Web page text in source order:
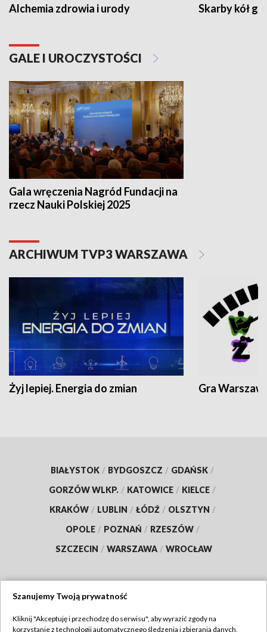
Alchemia zdrowia i urody Skarby kół
GALE I UROCZYSTOŚCI
Gala wręczenia Nagród Fundacji na
rzecz Nauki Polskiej 2025
ARCHIWUM TVP3 WARSZAWA
Żyj lepiej. Energia do zmian Gra
BIAŁYSTOK / BYDGOSZCZ / GDAŃSK /
GORZÓW WLKP. / KATOWICE / KIELCE /
KRAKÓW / LUBLIN / ŁÓDŹ / OLSZTYN /
OPOLE / POZNAŃ / RZESZÓW /
SZCZECIN / WARSZAWA / WROCŁAW
Szanujemy Twoją prywatność
Kliknij "Akceptuję i przechodzę do serwisu", aby wyrazić zgody na
korzystanie z technologii automatycznego śledzenia i zbierania danych,